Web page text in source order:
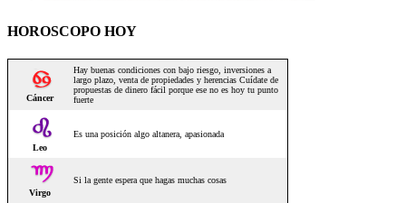
HOROSCOPO HOY